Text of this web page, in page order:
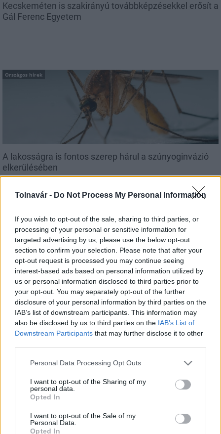
Tolnavár - Do Not Process My Personal Information
If you wish to opt-out of the sale, sharing to third parties, or
processing of your personal or sensitive information for
targeted advertising by us, please use the below opt-out
section to confirm your selection. Please note that after your
opt-out request is processed you may continue seeing
interest-based ads based on personal information utilized by
us or personal information disclosed to third parties prior to
your opt-out. You may separately opt-out of the further
disclosure of your personal information by third parties on the
IAB’s list of downstream participants. This information may
also be disclosed by us to third parties on the IAB’s List of
Downstream Participants that may further disclose it to other
Please note that this website/app uses one or more Google
not limited to your visit or usage behaviour. You may click to
grant or deny consent to Google and its third-party tags to
use your data for below specified purposes in below Google
consent section.
Personal Data Processing Opt Outs
I want to opt-out of the Sharing of my
personal data.
Opted In
I want to opt-out of the Sale of my
Personal Data.
Opted In
Kecskeméten is szakirányú továbbképzésekkel erősít a
Gál Ferenc Egyetem
Országos hírek
A lakosságra is fontos szerep hárul a szúnyoginvázió
elkerülésében
MAGYAR ÉPÍTŐK
Klíma-X
Zugló Budapest
Új vízáteresztő burkolatú parkolók épülnek Zuglóban
– helyben tartják a csapadékvizet